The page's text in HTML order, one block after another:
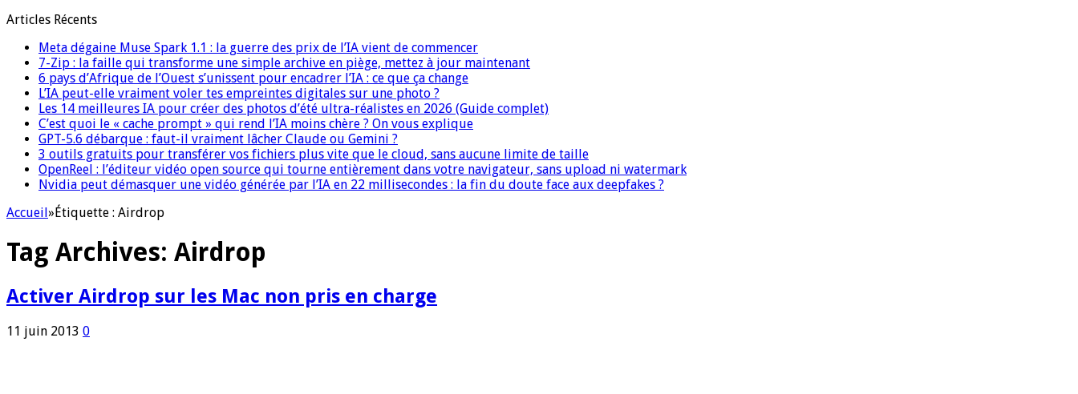
Articles Récents
Meta dégaine Muse Spark 1.1 : la guerre des prix de l’IA vient de commencer
7-Zip : la faille qui transforme une simple archive en piège, mettez à jour maintenant
6 pays d’Afrique de l’Ouest s’unissent pour encadrer l’IA : ce que ça change
L’IA peut-elle vraiment voler tes empreintes digitales sur une photo ?
Les 14 meilleures IA pour créer des photos d’été ultra-réalistes en 2026 (Guide complet)
C’est quoi le « cache prompt » qui rend l’IA moins chère ? On vous explique
GPT-5.6 débarque : faut-il vraiment lâcher Claude ou Gemini ?
3 outils gratuits pour transférer vos fichiers plus vite que le cloud, sans aucune limite de taille
OpenReel : l’éditeur vidéo open source qui tourne entièrement dans votre navigateur, sans upload ni watermark
Nvidia peut démasquer une vidéo générée par l’IA en 22 millisecondes : la fin du doute face aux deepfakes ?
Accueil»Étiquette : Airdrop
Tag Archives: Airdrop
Activer Airdrop sur les Mac non pris en charge
11 juin 2013 0